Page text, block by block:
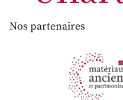
Nos partenaires